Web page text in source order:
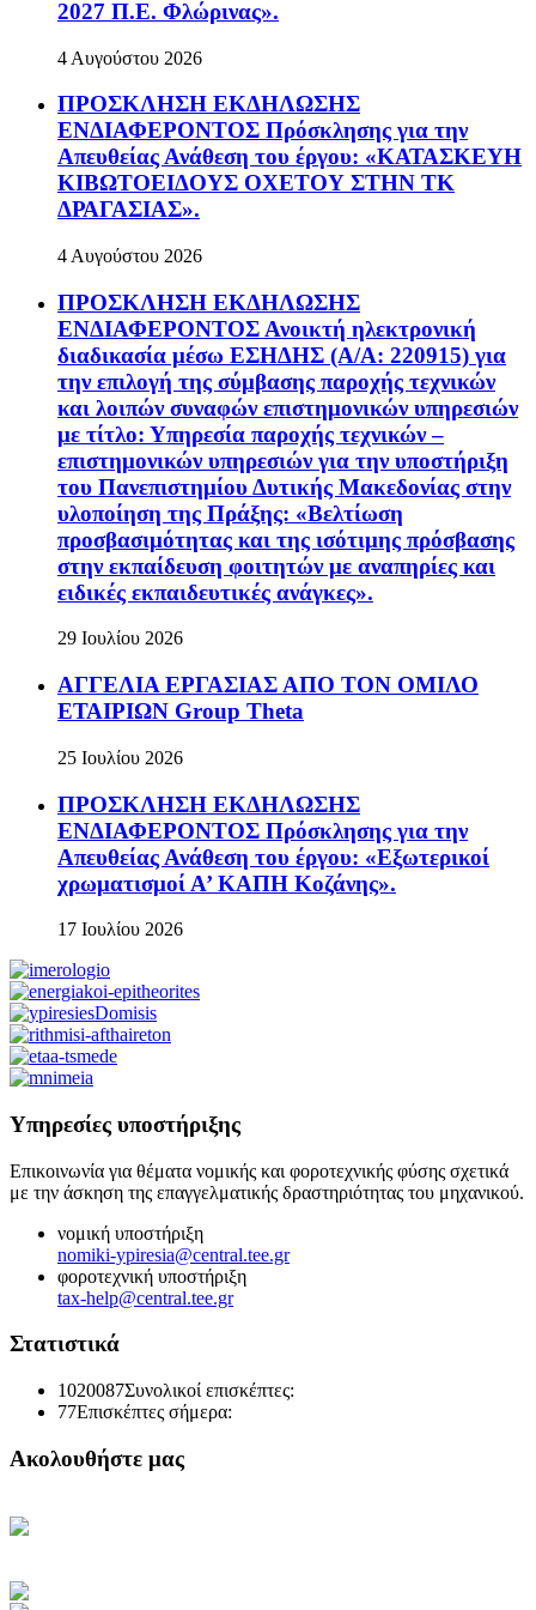
2027 Π.Ε. Φλώρινας».
4 Αυγούστου 2026
ΠΡΟΣΚΛΗΣΗ ΕΚΔΗΛΩΣΗΣ
ΕΝΔΙΑΦΕΡΟΝΤΟΣ Πρόσκλησης για την
Απευθείας Ανάθεση του έργου: «ΚΑΤΑΣΚΕΥΗ
ΚΙΒΩΤΟΕΙΔΟΥΣ ΟΧΕΤΟΥ ΣΤΗΝ ΤΚ
ΔΡΑΓΑΣΙΑΣ».
4 Αυγούστου 2026
ΠΡΟΣΚΛΗΣΗ ΕΚΔΗΛΩΣΗΣ
ΕΝΔΙΑΦΕΡΟΝΤΟΣ Ανοικτή ηλεκτρονική
διαδικασία μέσω ΕΣΗΔΗΣ (Α/Α: 220915) για
την επιλογή της σύμβασης παροχής τεχνικών
και λοιπών συναφών επιστημονικών υπηρεσιών
με τίτλο: Υπηρεσία παροχής τεχνικών –
επιστημονικών υπηρεσιών για την υποστήριξη
του Πανεπιστημίου Δυτικής Μακεδονίας στην
υλοποίηση της Πράξης: «Βελτίωση
προσβασιμότητας και της ισότιμης πρόσβασης
στην εκπαίδευση φοιτητών με αναπηρίες και
ειδικές εκπαιδευτικές ανάγκες».
29 Ιουλίου 2026
ΑΓΓΕΛΙΑ ΕΡΓΑΣΙΑΣ ΑΠΟ ΤΟΝ ΟΜΙΛΟ
ΕΤΑΙΡΙΩΝ Group Theta
25 Ιουλίου 2026
ΠΡΟΣΚΛΗΣΗ ΕΚΔΗΛΩΣΗΣ
ΕΝΔΙΑΦΕΡΟΝΤΟΣ Πρόσκλησης για την
Απευθείας Ανάθεση του έργου: «Εξωτερικοί
χρωματισμοί Α’ ΚΑΠΗ Κοζάνης».
17 Ιουλίου 2026
Υπηρεσίες υποστήριξης
Επικοινωνία για θέματα νομικής και φοροτεχνικής φύσης σχετικά
με την άσκηση της επαγγελματικής δραστηριότητας του μηχανικού.
νομική υποστήριξη
nomiki-ypiresia@central.tee.gr
φοροτεχνική υποστήριξη
tax-help@central.tee.gr
Στατιστικά
1020087Συνολικοί επισκέπτες:
77Επισκέπτες σήμερα:
Ακολουθήστε μας